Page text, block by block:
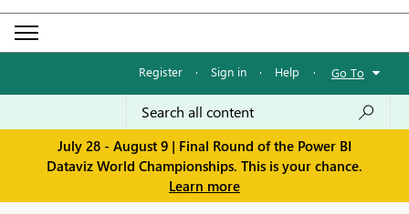
Register · Sign in · Help · Go To
July 28 - August 9 | Final Round of the Power BI
Dataviz World Championships. This is your chance.
Learn more